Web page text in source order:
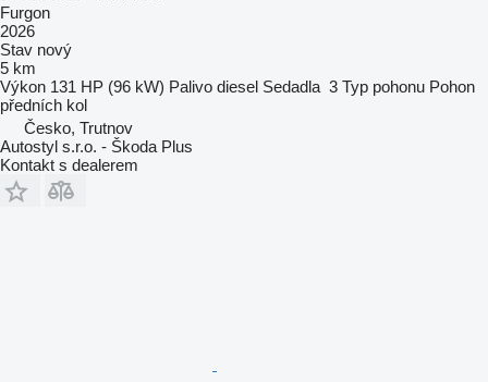
Furgon
2026
Stav nový
5 km
Výkon 131 HP (96 kW) Palivo diesel Sedadla 3 Typ pohonu Pohon
předních kol
Česko, Trutnov
Autostyl s.r.o. - Škoda Plus
Kontakt s dealerem